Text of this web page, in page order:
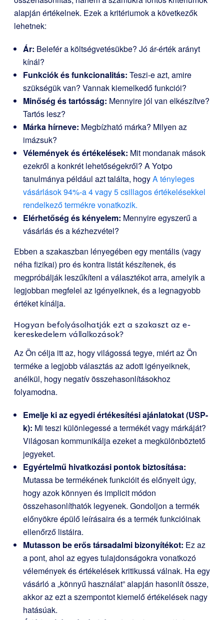
alapján értékelnek. Ezek a kritériumok a következők
lehetnek:
Ár: Belefér a költségvetésükbe? Jó ár-érték arányt
kínál?
Funkciók és funkcionalitás: Teszi-e azt, amire
szükségük van? Vannak kiemelkedő funkciói?
Minőség és tartósság: Mennyire jól van elkészítve?
Tartós lesz?
Márka hírneve: Megbízható márka? Milyen az
imázsuk?
Vélemények és értékelések: Mit mondanak mások
ezekről a konkrét lehetőségekről? A Yotpo
tanulmánya például azt találta, hogyA tényleges
vásárlások 94%-a 4 vagy 5 csillagos értékelésekkel
rendelkező termékre vonatkozik.
Elérhetőség és kényelem: Mennyire egyszerű a
vásárlás és a kézhezvétel?
Ebben a szakaszban lényegében egy mentális (vagy
néha fizikai) pro és kontra listát készítenek, és
megpróbálják leszűkíteni a választékot arra, amelyik a
legjobban megfelel az igényeiknek, és a legnagyobb
értéket kínálja.
Hogyan befolyásolhatják ezt a szakaszt az e-
kereskedelem vállalkozások?
Az Ön célja itt az, hogy világossá tegye, miért az Ön
terméke a legjobb választás az adott igényeiknek,
anélkül, hogy negatív összehasonlításokhoz
folyamodna.
Emelje ki az egyedi értékesítési ajánlatokat (USP-
k): Mi teszi különlegessé a termékét vagy márkáját?
Világosan kommunikálja ezeket a megkülönböztető
jegyeket.
Egyértelmű hivatkozási pontok biztosítása:
Mutassa be termékének funkcióit és előnyeit úgy,
hogy azok könnyen és implicit módon
összehasonlíthatók legyenek. Gondoljon a termék
előnyökre épülő leírásaira és a termék funkcióinak
ellenőrző listáira.
Mutasson be erős társadalmi bizonyítékot: Ez az
a pont, ahol az egyes tulajdonságokra vonatkozó
vélemények és értékelések kritikussá válnak. Ha egy
vásárló a „könnyű használat” alapján hasonlít össze,
akkor az ezt a szempontot kiemelő értékelések nagy
hatásúak.